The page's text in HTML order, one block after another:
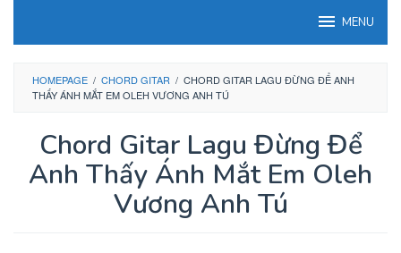
MENU
HOMEPAGE / CHORD GITAR / CHORD GITAR LAGU ĐỪNG ĐỂ ANH
THẤY ÁNH MẮT EM OLEH VƯƠNG ANH TÚ
Chord Gitar Lagu Đừng Để
Anh Thấy Ánh Mắt Em Oleh
Vương Anh Tú